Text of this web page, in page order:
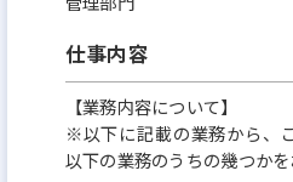
仕事内容
【業務内容について】
※以下に記載の業務から、
以下の業務のうちの幾つかを